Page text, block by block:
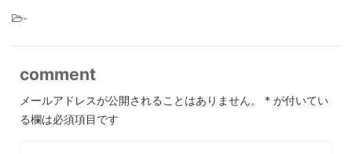
-
comment
メールアドレスが公開されることはありません。 * が付いてい
る欄は必須項目です